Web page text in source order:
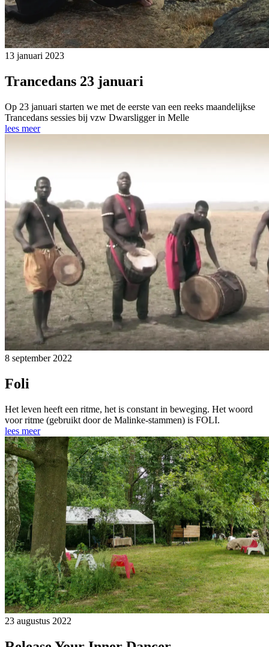
13 januari 2023
Trancedans 23 januari
Op 23 januari starten we met de eerste van een reeks maandelijkse
Trancedans sessies bij vzw Dwarsligger in Melle
lees meer
8 september 2022
Foli
Het leven heeft een ritme, het is constant in beweging. Het woord
voor ritme (gebruikt door de Malinke-stammen) is FOLI.
lees meer
23 augustus 2022